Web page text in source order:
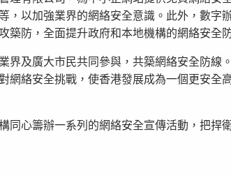
，以加強業界的網絡安全意識。此外，數
築防，全面提升政府和本地機構的網絡安全
界及廣大市民共同參與，共築網絡安全防線
網絡安全挑戰，使香港發展成為一個更安
同心籌辦一系列的網絡安全宣傳活動，把捍